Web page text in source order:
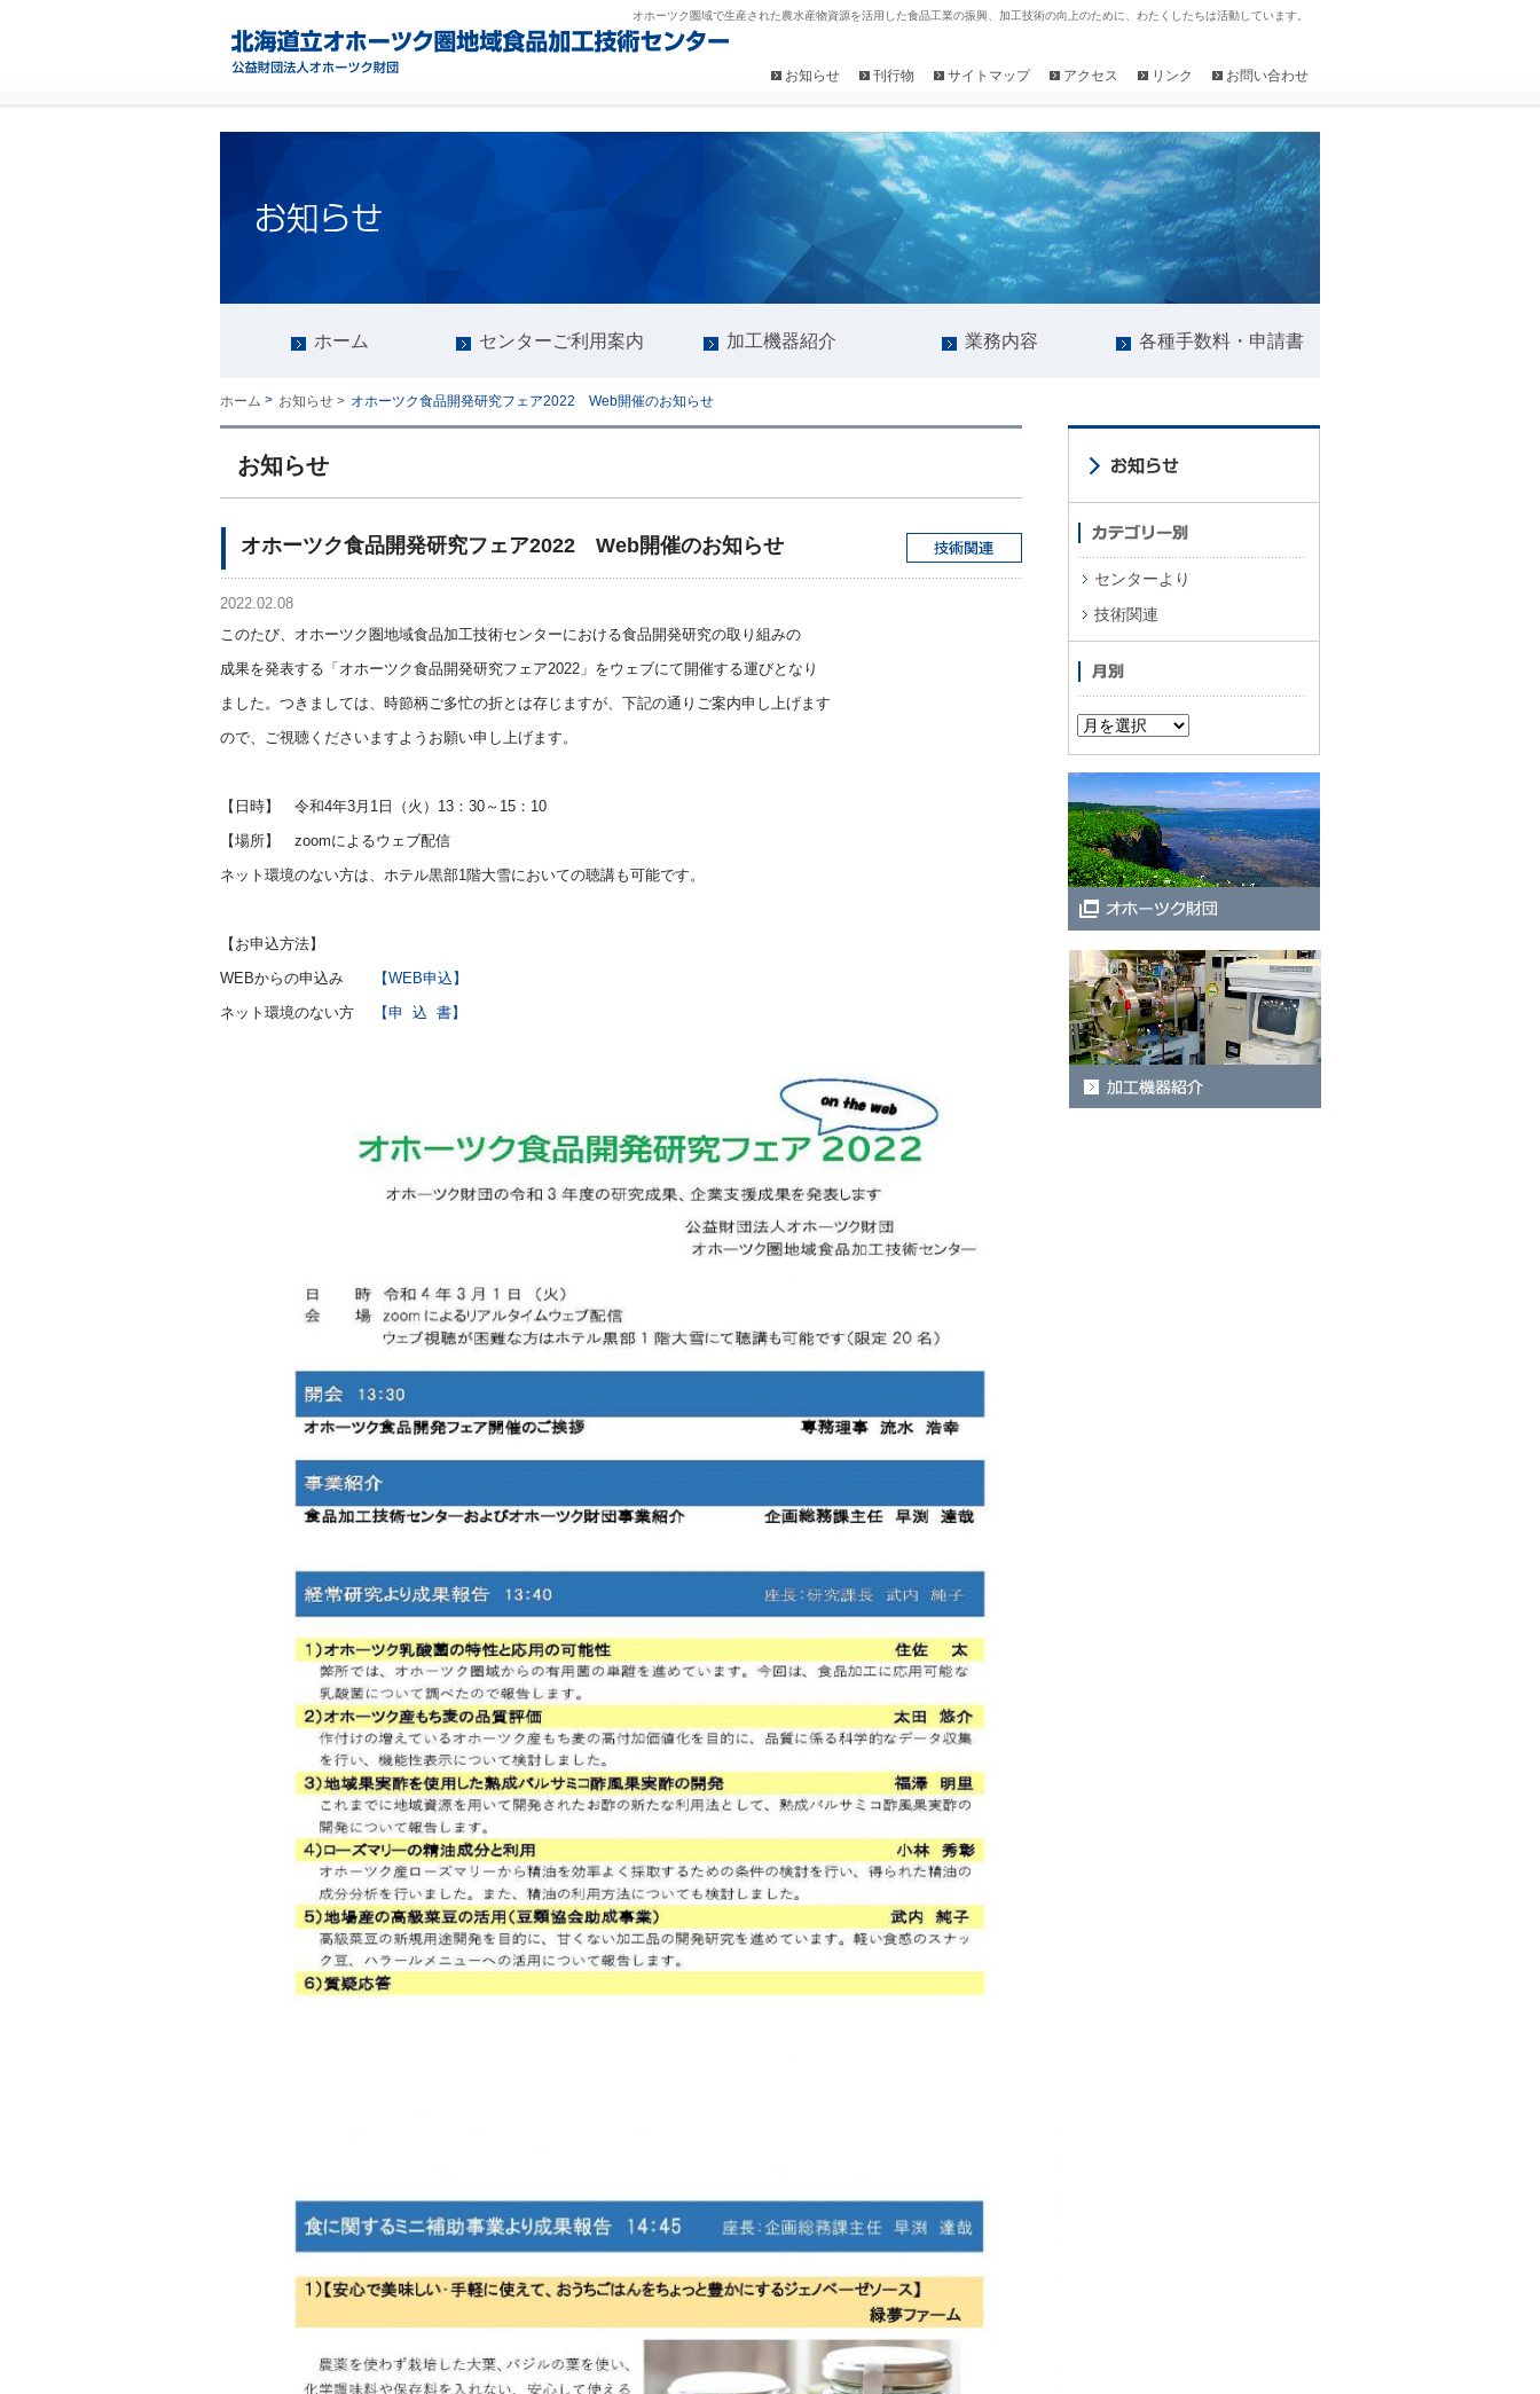
オホーツク圏域で生産された農水産物資源を活用した食品工業の振興、加工技術の向上のために、わたくしたちは活動しています。
お知らせ 刊行物 サイトマップ アクセス リンク お問い合わせ
ホーム センターご利用案内 加工機器紹介 業務内容 各種手数料・申請書
ホーム > お知らせ > オホーツク食品開発研究フェア2022 Web開催のお知らせ
お知らせ
オホーツク食品開発研究フェア2022 Web開催のお知らせ
2022.02.08
このたび、オホーツク圏地域食品加工技術センターにおける食品開発研究の取り組みの
成果を発表する「オホーツク食品開発研究フェア2022」をウェブにて開催する運びとなり
ました。つきましては、時節柄ご多忙の折とは存じますが、下記の通りご案内申し上げます
ので、ご視聴くださいますようお願い申し上げます。
【日時】 令和4年3月1日（火）13：30～15：10
【場所】 zoomによるウェブ配信
ネット環境のない方は、ホテル黒部1階大雪においての聴講も可能です。
【お申込方法】
WEBからの申込み
【WEB申込】
ネット環境のない方
【申 込 書】
センターより
技術関連